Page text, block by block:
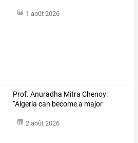
1 août 2026
Prof. Anuradha Mitra Chenoy:
“Algeria can becomea major
2 août 2026